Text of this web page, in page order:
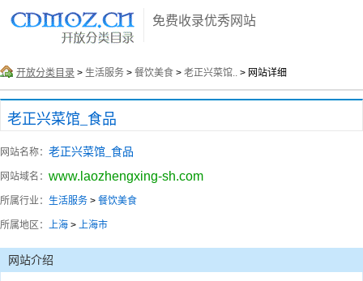
免费收录优秀网站
开放分类目录 > 生活服务 > 餐饮美食 > 老正兴菜馆.. > 网站详细
老正兴菜馆_食品
网站名称： 老正兴菜馆_食品
网站域名： www.laozhengxing-sh.com
所属行业： 生活服务 > 餐饮美食
所属地区： 上海 > 上海市
网站介绍